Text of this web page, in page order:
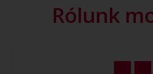
Rólunk